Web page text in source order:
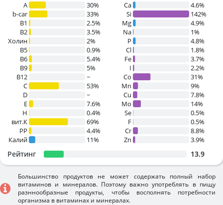
A
30%
b-car
33%
В1
2.5%
B2
3.5%
Холин
2%
B5
0.9%
B6
5.4%
B9
5%
B12
~
C
53%
D
~
E
7.6%
H
0.4%
вит.К
69%
PP
4.4%
Калий
11%
Ca
4.6%
Si
142%
Mg
4.9%
Na
1%
P
4.8%
Cl
1.8%
Fe
3.7%
I
2.2%
Co
31%
Mn
9%
Cu
7.8%
Mo
14%
Se
0.5%
F
0.5%
Cr
8.8%
Zn
3.9%
Рейтинг 13.9
Большинство продуктов не может содержать полный набор
витаминов и минералов. Поэтому важно употреблять в пищу
разннообразные продукты, чтобы восполнять потребности
организма в витаминах и минералах.